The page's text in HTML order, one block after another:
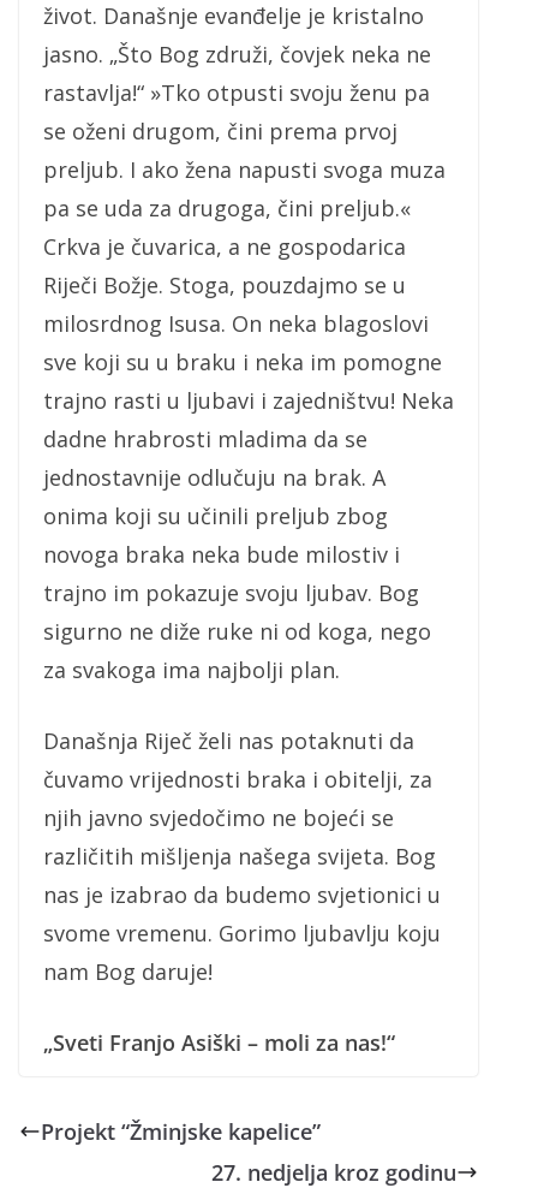
život. Današnje evanđelje je kristalno
jasno. „Što Bog združi, čovjek neka ne
rastavlja!“ »Tko otpusti svoju ženu pa
se oženi drugom, čini prema prvoj
preljub. I ako žena napusti svoga muza
pa se uda za drugoga, čini preljub.«
Crkva je čuvarica, a ne gospodarica
Riječi Božje. Stoga, pouzdajmo se u
milosrdnog Isusa. On neka blagoslovi
sve koji su u braku i neka im pomogne
trajno rasti u ljubavi i zajedništvu! Neka
dadne hrabrosti mladima da se
jednostavnije odlučuju na brak. A
onima koji su učinili preljub zbog
novoga braka neka bude milostiv i
trajno im pokazuje svoju ljubav. Bog
sigurno ne diže ruke ni od koga, nego
za svakoga ima najbolji plan.
Današnja Riječ želi nas potaknuti da
čuvamo vrijednosti braka i obitelji, za
njih javno svjedočimo ne bojeći se
različitih mišljenja našega svijeta. Bog
nas je izabrao da budemo svjetionici u
svome vremenu. Gorimo ljubavlju koju
nam Bog daruje!
„Sveti Franjo Asiški – moli za nas!“
Projekt “Žminjske kapelice”
27. nedjelja kroz godinu